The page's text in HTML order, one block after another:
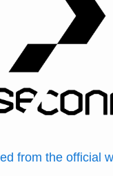
from the official